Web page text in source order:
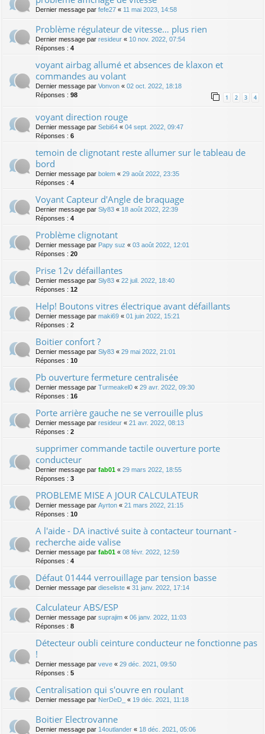
Dernier message par fefe27 « 11 mai 2023, 14:58
Problème régulateur de vitesse… plus rien
Dernier message par resideur « 10 nov. 2022, 07:54
Réponses : 4
voyant airbag allumé et absences de klaxon et
commandes au volant
Dernier message par Vonvon « 02 oct. 2022, 18:18
Réponses : 98 1 2 3 4
voyant direction rouge
Dernier message par Sebi64 « 04 sept. 2022, 09:47
Réponses : 6
temoin de clignotant reste allumer sur le tableau de
bord
Dernier message par bolem « 29 août 2022, 23:35
Réponses : 4
Voyant Capteur d'Angle de braquage
Dernier message par Sly83 « 18 août 2022, 22:39
Réponses : 4
Problème clignotant
Dernier message par Papy suz « 03 août 2022, 12:01
Réponses : 20
Prise 12v défaillantes
Dernier message par Sly83 « 22 juil. 2022, 18:40
Réponses : 12
Help! Boutons vitres électrique avant défaillants
Dernier message par maki69 « 01 juin 2022, 15:21
Réponses : 2
Boitier confort ?
Dernier message par Sly83 « 29 mai 2022, 21:01
Réponses : 10
Pb ouverture fermeture centralisée
Dernier message par Turmeakel0 « 29 avr. 2022, 09:30
Réponses : 16
Porte arrière gauche ne se verrouille plus
Dernier message par resideur « 21 avr. 2022, 08:13
Réponses : 2
supprimer commande tactile ouverture porte
conducteur
Dernier message par fab01 « 29 mars 2022, 18:55
Réponses : 3
PROBLEME MISE A JOUR CALCULATEUR
Dernier message par Ayrton « 21 mars 2022, 21:15
Réponses : 10
A l'aide - DA inactivé suite à contacteur tournant -
recherche aide valise
Dernier message par fab01 « 08 févr. 2022, 12:59
Réponses : 4
Défaut 01444 verrouillage par tension basse
Dernier message par dieseliste « 31 janv. 2022, 17:14
Calculateur ABS/ESP
Dernier message par suprajim « 06 janv. 2022, 11:03
Réponses : 8
Détecteur oubli ceinture conducteur ne fonctionne pas
!
Dernier message par veve « 29 déc. 2021, 09:50
Réponses : 5
Centralisation qui s'ouvre en roulant
Dernier message par NerDeD_ « 19 déc. 2021, 11:18
Boitier Electrovanne
Dernier message par 14outlander « 18 déc. 2021, 05:06